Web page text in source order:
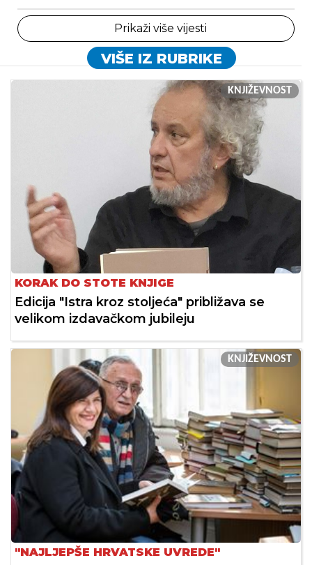
Prikaži više vijesti
VIŠE IZ RUBRIKE
KNJIŽEVNOST
KORAK DO STOTE KNJIGE
Edicija "Istra kroz stoljeća" približava se
velikom izdavačkom jubileju
KNJIŽEVNOST
"NAJLJEPŠE HRVATSKE UVREDE"